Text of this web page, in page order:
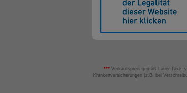
*** Verkaufspreis gemäß Lauer-Taxe;
Krankenversicherungen (z.B. bei